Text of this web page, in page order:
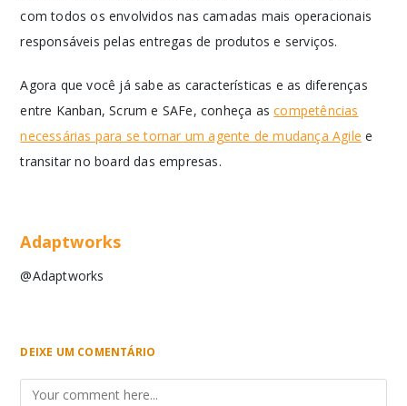
com todos os envolvidos nas camadas mais operacionais
responsáveis pelas entregas de produtos e serviços.
Agora que você já sabe as características e as diferenças
entre Kanban, Scrum e SAFe, conheça ascompetências
necessárias para se tornar um agente de mudança Agile e
transitar no board das empresas.
Adaptworks
@Adaptworks
DEIXE UM COMENTÁRIO